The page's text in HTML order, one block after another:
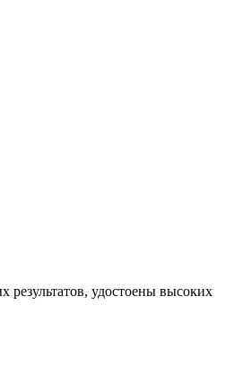
результатов, удостоены высоких